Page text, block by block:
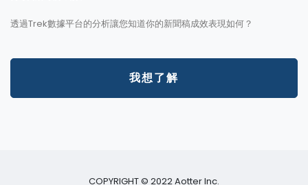
透過Trek數據平台的分析讓您知道你的新聞稿成效表現如何？
我想了解
COPYRIGHT © 2022 Aotter Inc.